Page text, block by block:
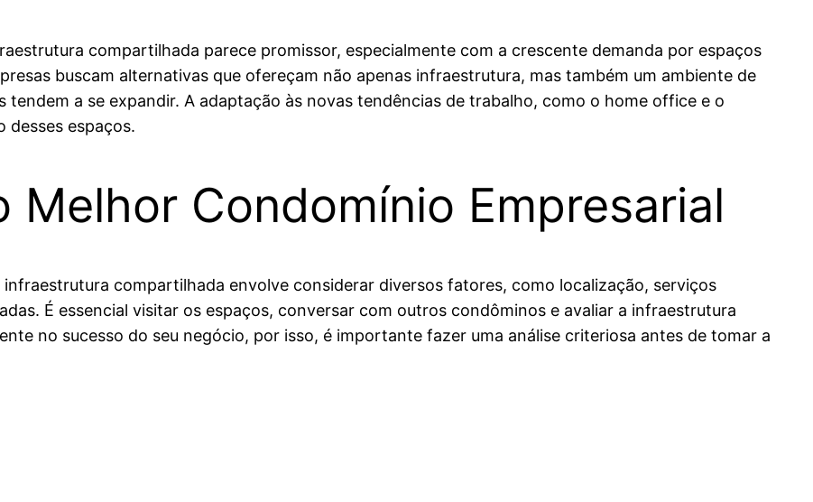
compartilhada parece promissor, especialmente com a crescente demanda por espaços
buscam alternativas que ofereçam não apenas infraestrutura, mas também um ambiente de
a se expandir. A adaptação às novas tendências de trabalho, como o home office e o
desses espaços.
Melhor Condomínio Empresarial
compartilhada envolve considerar diversos fatores, como localização, serviços
É essencial visitar os espaços, conversar com outros condôminos e avaliar a infraestrutura
no sucesso do seu negócio, por isso, é importante fazer uma análise criteriosa antes de tomar a